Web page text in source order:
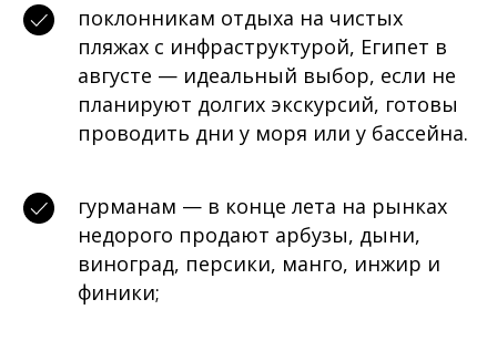
поклонникам отдыха на чистых
пляжах с инфраструктурой, Египет в
августе — идеальный выбор, если не
планируют долгих экскурсий, готовы
проводить дни у моря или у бассейна.
гурманам — в конце лета на рынках
недорого продают арбузы, дыни,
виноград, персики, манго, инжир и
финики;